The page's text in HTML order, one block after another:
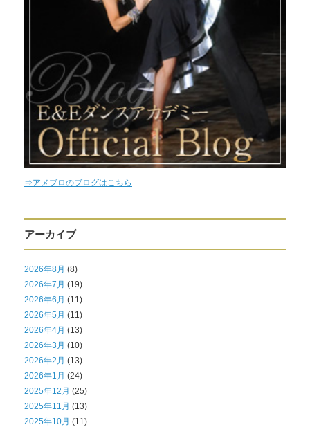
⇒アメブロのブログはこちら
アーカイブ
2026年8月 (8)
2026年7月 (19)
2026年6月 (11)
2026年5月 (11)
2026年4月 (13)
2026年3月 (10)
2026年2月 (13)
2026年1月 (24)
2025年12月 (25)
2025年11月 (13)
2025年10月 (11)